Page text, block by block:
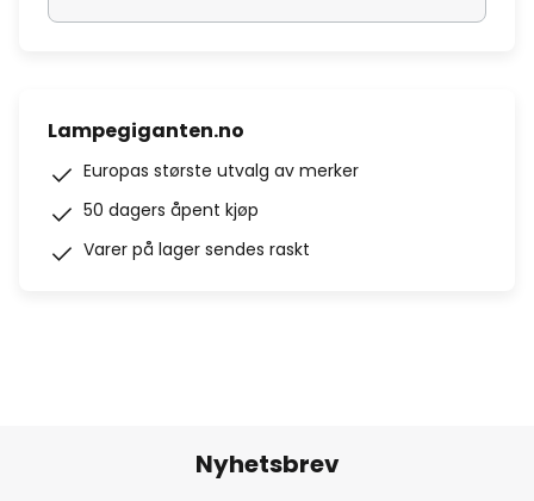
Lampegiganten.no
Europas største utvalg av merker
50 dagers åpent kjøp
Varer på lager sendes raskt
Nyhetsbrev